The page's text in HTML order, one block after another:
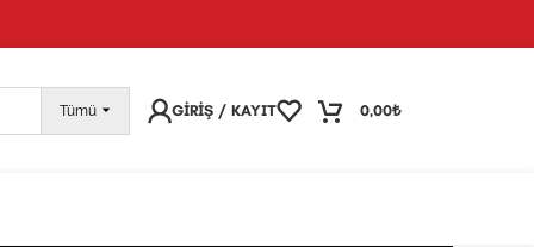
vermeye devam edebilirsiniz; tüm kargolarınız
Tümü GIRIŞ / KAYIT 0,00₺